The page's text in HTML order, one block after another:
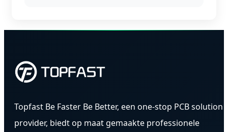
Topfast Be Faster Be Better, een one-stop PCB solution
provider, biedt op maat gemaakte professionele